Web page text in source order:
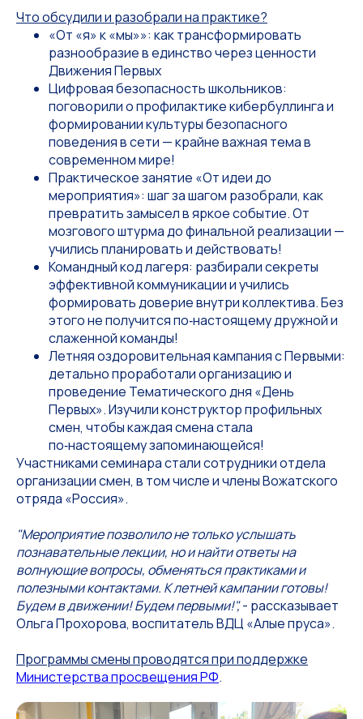
Что обсудили и разобрали на практике?
«От «я» к «мы»»: как трансформировать
разнообразие в единство через ценности
Движения Первых
Цифровая безопасность школьников:
поговорили о профилактике кибербуллинга и
формировании культуры безопасного
поведения в сети — крайне важная тема в
современном мире!
Практическое занятие «От идеи до
мероприятия»: шаг за шагом разобрали, как
превратить замысел в яркое событие. От
мозгового штурма до финальной реализации —
учились планировать и действовать!
Командный код лагеря: разбирали секреты
эффективной коммуникации и учились
формировать доверие внутри коллектива. Без
этого не получится по‑настоящему дружной и
слаженной команды!
Летняя оздоровительная кампания с Первыми:
детально проработали организацию и
проведение Тематического дня «День
Первых». Изучили конструктор профильных
смен, чтобы каждая смена стала
по‑настоящему запоминающейся!
Участниками семинара стали сотрудники отдела
организации смен, в том числе и члены Вожатского
отряда «Россия».
"Мероприятие позволило не только услышать
познавательные лекции, но и найти ответы на
волнующие вопросы, обменяться практиками и
полезными контактами. К летней кампании готовы!
Будем в движении! Будем первыми!",- рассказывает
Ольга Прохорова, воспитатель ВДЦ «Алые пруса».
Программы смены проводятся при поддержке
Министерства просвещения РФ.